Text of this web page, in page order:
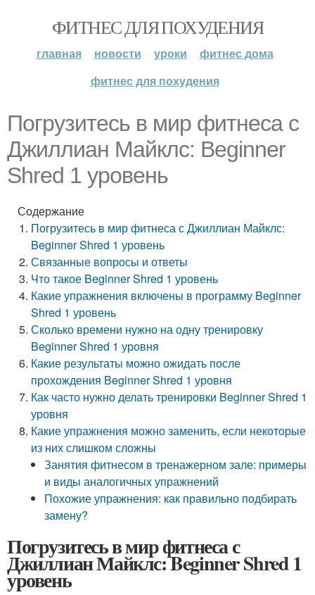
ФИТНЕС ДЛЯ ПОХУДЕНИЯ
главная новости уроки
фитнес дома
фитнес для похудения
Погрузитесь в мир фитнеса с
Джиллиан Майклс: Beginner
Shred 1 уровень
Содержание
Погрузитесь в мир фитнеса с Джиллиан Майклс:
Beginner Shred 1 уровень
Связанные вопросы и ответы
Что такое Beginner Shred 1 уровень
Какие упражнения включены в программу Beginner
Shred 1 уровень
Сколько времени нужно на одну тренировку
Beginner Shred 1 уровня
Какие результаты можно ожидать после
прохождения Beginner Shred 1 уровня
Как часто нужно делать тренировки Beginner Shred 1
уровня
Какие упражнения можно заменить, если некоторые
из них слишком сложны
Занятия фитнесом в тренажерном зале: примеры
и виды аналогичных упражнений
Похожие упражнения: как правильно подбирать
замену?
Погрузитесь в мир фитнеса с
Джиллиан Майклс: Beginner Shred 1
уровень